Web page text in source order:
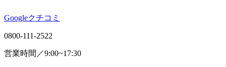
Googleクチコ ミ
0800-111-2522
営業時間／9:00~17:30